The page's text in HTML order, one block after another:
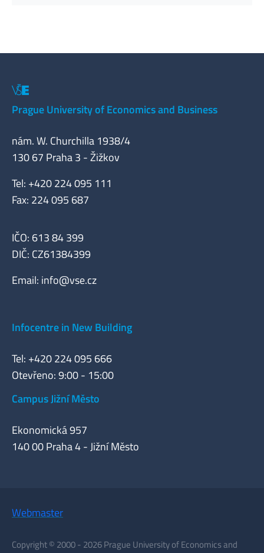
Prague University of Economics and Business
nám. W. Churchilla 1938/4
130 67 Praha 3 - Žižkov
Tel: +420 224 095 111
Fax: 224 095 687
IČO: 613 84 399
DIČ: CZ61384399
Email: info@vse.cz
Infocentre in New Building
Tel: +420 224 095 666
Otevřeno: 9:00 - 15:00
Campus Jižní Město
Ekonomická 957
140 00 Praha 4 - Jižní Město
Webmaster
Copyright © 2000 - 2026 Prague University of Economics and